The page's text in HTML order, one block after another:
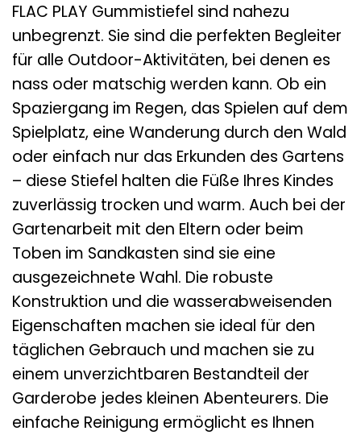
FLAC PLAY Gummistiefel sind nahezu
unbegrenzt. Sie sind die perfekten Begleiter
für alle Outdoor-Aktivitäten, bei denen es
nass oder matschig werden kann. Ob ein
Spaziergang im Regen, das Spielen auf dem
Spielplatz, eine Wanderung durch den Wald
oder einfach nur das Erkunden des Gartens
– diese Stiefel halten die Füße Ihres Kindes
zuverlässig trocken und warm. Auch bei der
Gartenarbeit mit den Eltern oder beim
Toben im Sandkasten sind sie eine
ausgezeichnete Wahl. Die robuste
Konstruktion und die wasserabweisenden
Eigenschaften machen sie ideal für den
täglichen Gebrauch und machen sie zu
einem unverzichtbaren Bestandteil der
Garderobe jedes kleinen Abenteurers. Die
einfache Reinigung ermöglicht es Ihnen